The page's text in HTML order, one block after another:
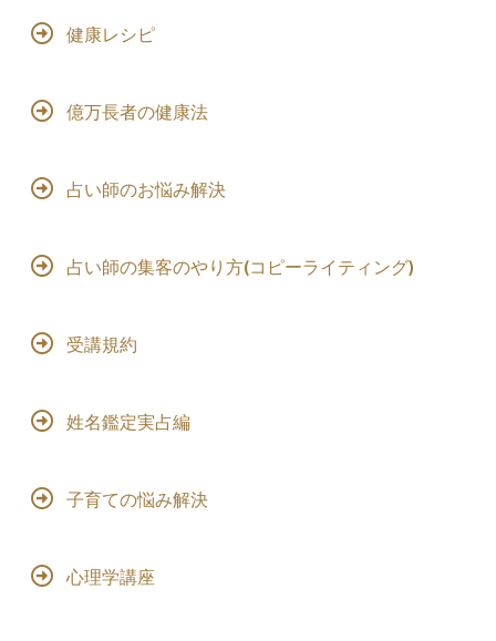
健康レシピ
億万長者の健康法
占い師のお悩み解決
占い師の集客のやり方(コピーライティング)
受講規約
姓名鑑定実占編
子育ての悩み解決
心理学講座